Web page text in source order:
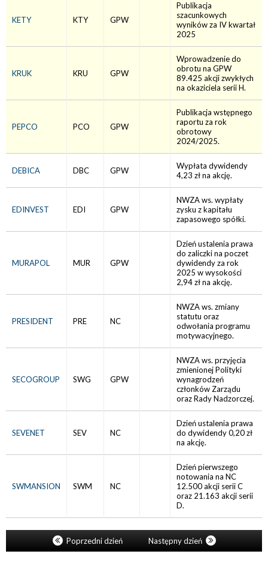
KETY KTY GPW
Publikacja
szacunkowych
wyników za IV kwartał
2025
KRUK KRU GPW
Wprowadzenie do
obrotu na GPW
89.425 akcji zwykłych
na okaziciela serii H.
PEPCO PCO GPW
Publikacja wstępnego
raportu za rok
obrotowy
2024/2025.
DEBICA DBC GPW
Wypłata dywidendy
4,23 zł na akcję.
EDINVEST EDI GPW
NWZA ws. wypłaty
zysku z kapitału
zapasowego spółki.
MURAPOL MUR GPW
Dzień ustalenia prawa
do zaliczki na poczet
dywidendy za rok
2025 w wysokości
2,94 zł na akcję.
PRESIDENT PRE NC
NWZA ws. zmiany
statutu oraz
odwołania programu
motywacyjnego.
SECOGROUP SWG GPW
NWZA ws. przyjęcia
zmienionej Polityki
wynagrodzeń
członków Zarządu
oraz Rady Nadzorczej.
SEVENET SEV NC
Dzień ustalenia prawa
do dywidendy 0,20 zł
na akcję.
SWMANSION SWM NC
Dzień pierwszego
notowania na NC
12.500 akcji serii C
oraz 21.163 akcji serii
D.
Poprzedni dzień Następny dzień